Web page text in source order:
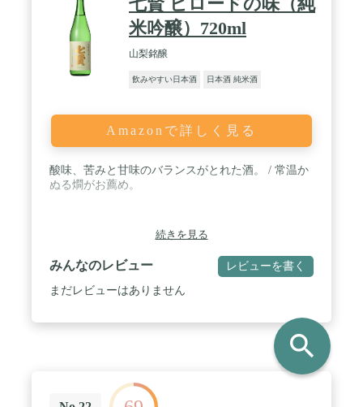
米吟醸）720ml
山梨銘醸
飲みやすい日本酒 日本酒 純米酒
Amazonで詳しく見る
酸味、苦みと甘味のバランスがとれた酒。 / 常温か
ぬる燗がお薦め。
続きを見る
みんなのレビュー レビューを書く
まだレビューはありません
search